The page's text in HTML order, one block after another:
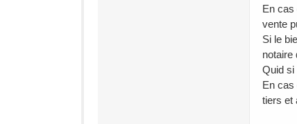
En cas
vente
Si le
notaire
Quid si
En cas
tiers et